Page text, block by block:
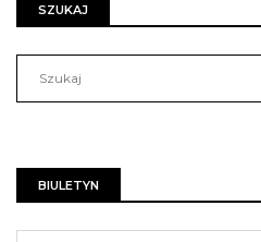
SZUKAJ
BIULETYN